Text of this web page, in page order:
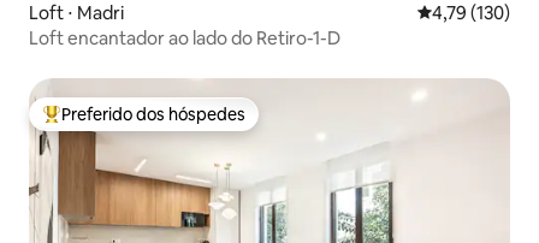
Loft ⋅ Madri 4,79 de uma
4,79 (130)
Loft encantador ao lado do Retiro-1-D
Entre os melhores preferidos dos hóspedes
Preferido dos hóspedes